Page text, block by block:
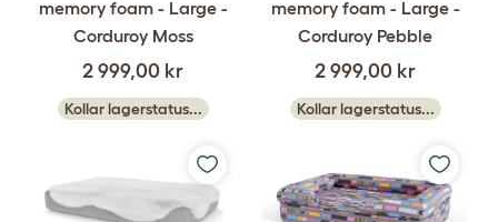
memory foam - Large -
Corduroy Moss
2 999,00 kr
Kollar lagerstatus...
memory foam - Large -
Corduroy Pebble
2 999,00 kr
Kollar lagerstatus...